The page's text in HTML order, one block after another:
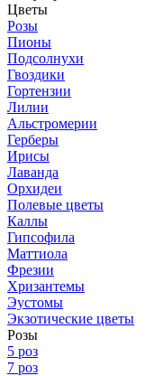
Цветы
Розы
Пионы
Подсолнухи
Гвоздики
Гортензии
Лилии
Альстромерии
Герберы
Ирисы
Лаванда
Орхидеи
Полевые цветы
Каллы
Гипсофила
Маттиола
Фрезии
Хризантемы
Эустомы
Экзотические цветы
Розы
5 роз
7 роз